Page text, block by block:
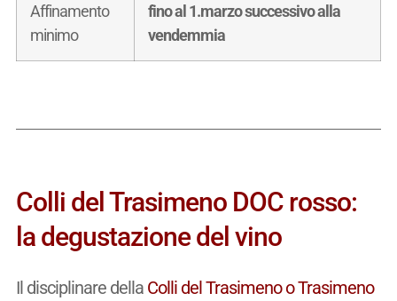
Affinamento
minimo
fino al 1.marzo successivo alla
vendemmia
Colli del Trasimeno DOC rosso:
la degustazione del vino
Il disciplinare della Colli del Trasimeno o Trasimeno